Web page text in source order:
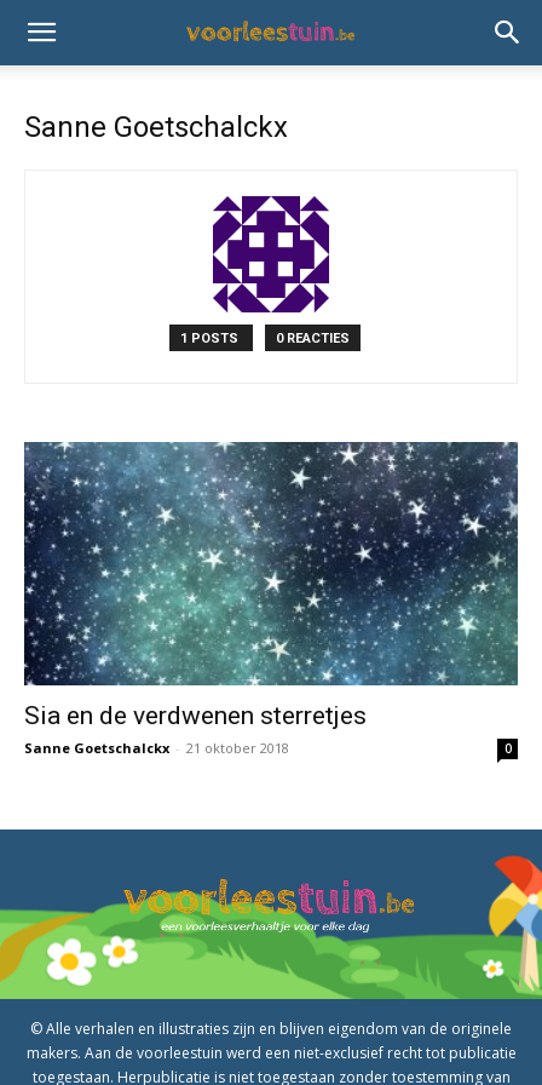
Sanne Goetschalckx
1 POSTS 0 REACTIES
Sia en de verdwenen sterretjes
Sanne Goetschalckx - 21 oktober 2018 0
© Alle verhalen en illustraties zijn en blijven eigendom van de originele
makers. Aan de voorleestuin werd een niet-exclusief recht tot publicatie
toegestaan. Herpublicatie is niet toegestaan zonder toestemming van